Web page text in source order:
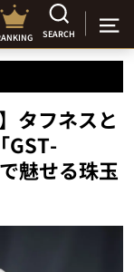
SEARCH
タフネスと
GST-
魅せる珠玉